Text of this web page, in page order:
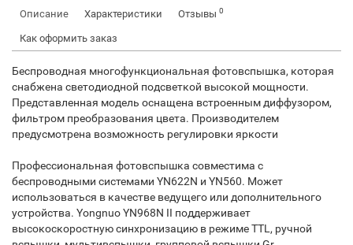
Описание Характеристики Отзывы 0
Как оформить заказ
Беспроводная многофункциональная фотовспышка, которая
снабжена светодиодной подсветкой высокой мощности.
Представленная модель оснащена встроенным диффузором,
фильтром преобразования цвета. Производителем
предусмотрена возможность регулировки яркости
Профессиональная фотовспышка совместима с
беспроводными системами YN622N и YN560. Может
использоваться в качестве ведущего или дополнительного
устройства. Yongnuo YN968N II поддерживает
высокоскоростную синхронизацию в режиме TTL, ручной